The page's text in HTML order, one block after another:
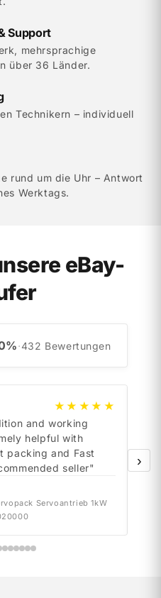
Support
mehrsprachige
über 36 Länder.
Technikern – individuell
rund um die Uhr – Antwort
Werktags.
eBay-
%·432 Bewertungen
★★★★★
and working
helpful with
packing and Fast
seller"
Servoantrieb 1kW
›